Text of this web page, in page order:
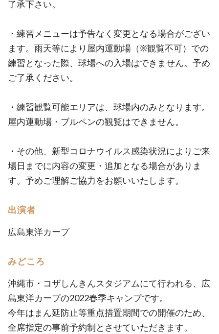
了承下さい。
・練習メニューは予告なく変更となる場合がござい
ます。雨天等により屋内運動場（※観覧不可）での
練習となった際、球場への入場はできません。予め
ご了承ください。
・練習観覧可能エリアは、球場内のみとなります。
屋内運動場・ブルペンの観覧はできません。
・その他、新型コロナウイルス感染状況によりご来
場日までに内容の変更・追加となる場合がありま
す。予めご理解ご協力をお願いいたします。
出演者
広島東洋カープ
みどころ
沖縄市・コザしんきんスタジアムにて行われる、広
島東洋カープの2022春季キャンプです。
今年はまん延防止等重点措置期間での開催のため、
全席指定の事前予約制とさせていただきます。